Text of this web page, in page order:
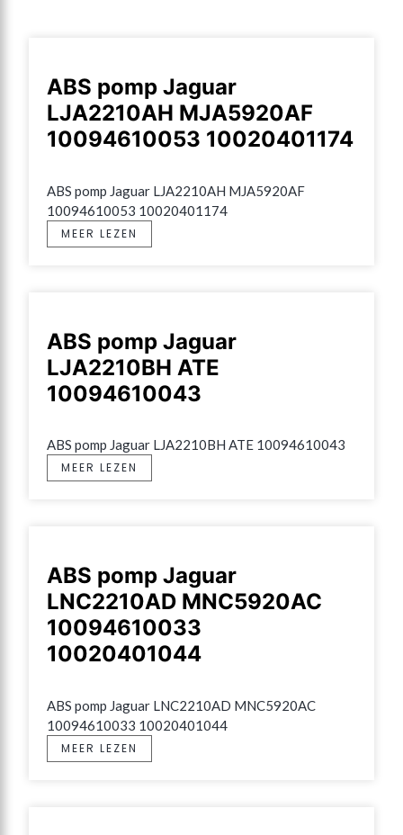
ABS pomp Jaguar
LJA2210AH MJA5920AF
10094610053 10020401174
ABS pomp Jaguar LJA2210AH MJA5920AF
10094610053 10020401174
MEER LEZEN
ABS pomp Jaguar
LJA2210BH ATE
10094610043
ABS pomp Jaguar LJA2210BH ATE 10094610043
MEER LEZEN
ABS pomp Jaguar
LNC2210AD MNC5920AC
10094610033
10020401044
ABS pomp Jaguar LNC2210AD MNC5920AC
10094610033 10020401044
MEER LEZEN